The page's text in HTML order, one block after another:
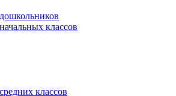
классов
классов